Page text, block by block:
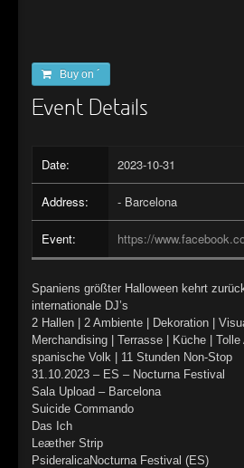
►
►
►
►
Buy on ´
Event Details
Date: 2023-10-31
Address: - Barcelona
Event: https://
Spaniens größter Halloween kehrt
internationale DJ’s
2 Hallen | 2 Ambiente | Dekoration |
Merchandising | Terrasse | Küche |
spanische Volk | 11 Stunden Non-Stop
31.10.2023 – ES – Nocturna Festival
Sala Upload – Barcelona
Suicide Commando
Das Ich
Leæther Strip
PsideralicaNocturna Festival (ES)